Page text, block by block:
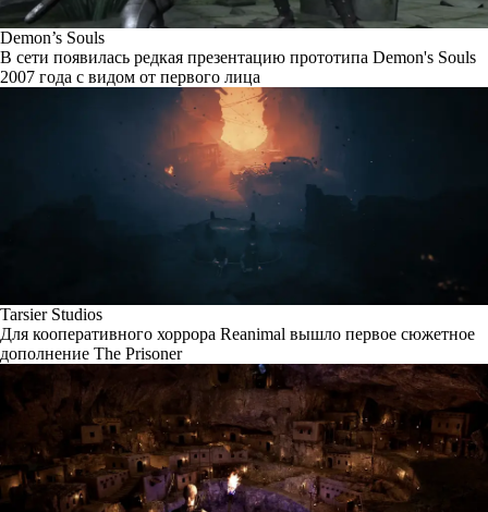
Demon’s Souls
В сети появилась редкая презентацию прототипа Demon's Souls
2007 года с видом от первого лица
Tarsier Studios
Для кооперативного хоррора Reanimal вышло первое сюжетное
дополнение The Prisoner